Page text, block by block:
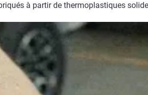
à partir de thermoplastiques